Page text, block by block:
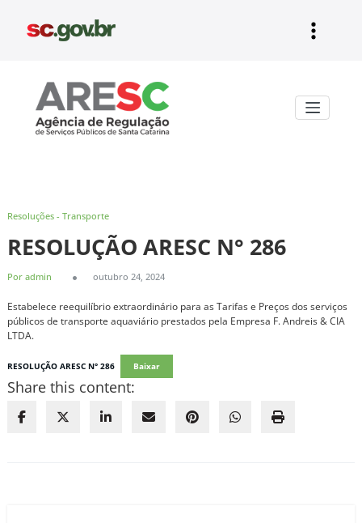
Resoluções - Transporte
RESOLUÇÃO ARESC N° 286
Por admin outubro 24, 2024
Estabelece reequilíbrio extraordinário para as Tarifas e Preços dos serviços
públicos de transporte aquaviário prestados pela Empresa F. Andreis & CIA
LTDA.
RESOLUÇÃO ARESC N° 286 Baixar
Share this content: